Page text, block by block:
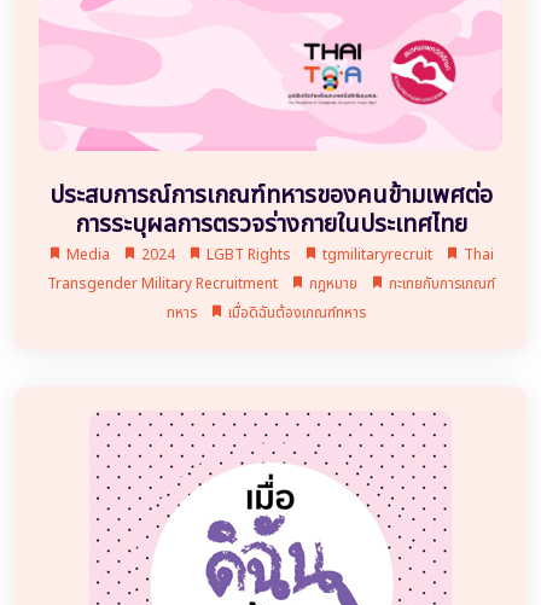
ประสบการณ์การเกณฑ์ทหารของคนข้ามเพศต่อ
การระบุผลการตรวจร่างกายในประเทศไทย
Media 2024 LGBT Rights tgmilitaryrecruit
Thai
Transgender Military Recruitment
กฎหมาย
กะเทยกับการเกณฑ์
ทหาร
เมื่อดิฉันต้องเกณฑ์ทหาร